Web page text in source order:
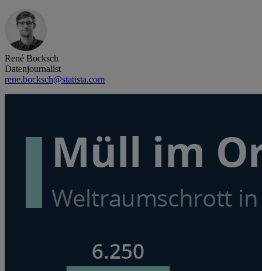
René Bocksch
Datenjournalist
rene.bocksch@statista.com